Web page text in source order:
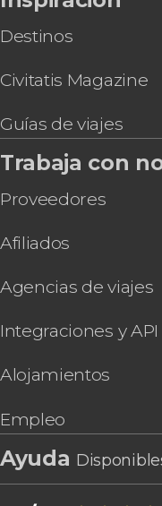
Destinos
Civitatis Magazine
Guías de viajes
Trabaja con
Proveedores
Afiliados
Agencias de viajes
Integraciones y API
Alojamientos
Empleo
Ayuda